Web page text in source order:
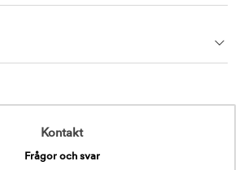
Kontakt
Frågor och svar